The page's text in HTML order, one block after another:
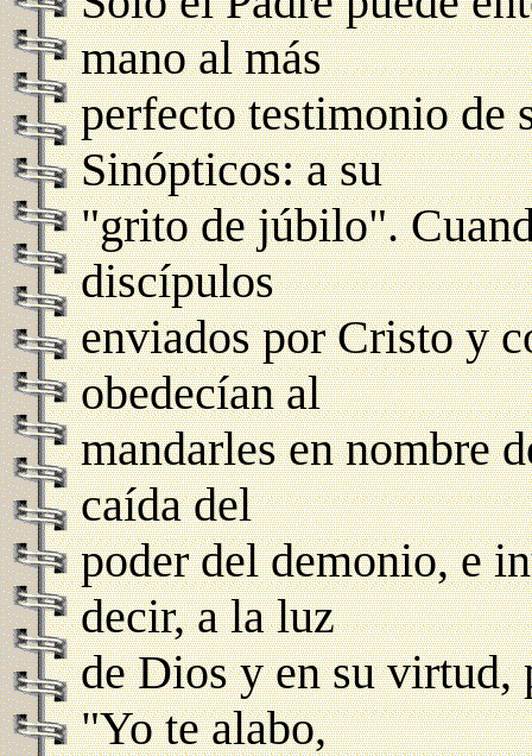
mano al más
perfecto testimonio de
Sinópticos: a su
"grito de júbilo".
discípulos
enviados por Cristo y
obedecían al
mandarles en nombre
caída del
poder del demonio, e
decir, a la luz
de Dios y en su virtud,
"Yo te alabo,